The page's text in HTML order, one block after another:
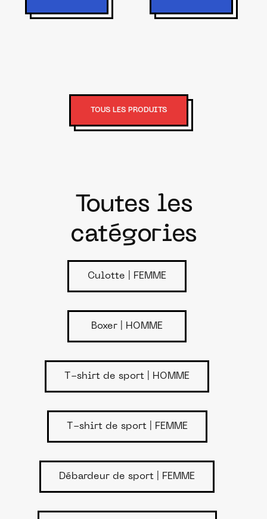
TOUS LES PRODUITS
Toutes les
catégories
Culotte | FEMME
Boxer | HOMME
T-shirt de sport | HOMME
T-shirt de sport | FEMME
Débardeur de sport | FEMME